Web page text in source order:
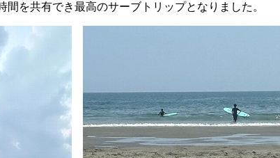
間を共有でき最高のサーブトリップとなりました 。